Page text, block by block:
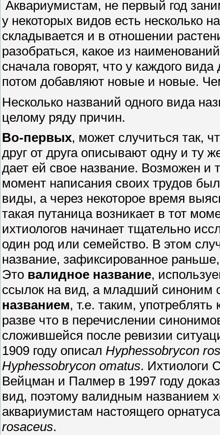
Аквариумистам, не первый год
у некоторых видов есть несколько
складывается и в отношении
разобраться, какое из
сначала говорят, что у каждого
потом добавляют новые и новые.
Несколько названий одного вида
целому ряду причин.
Во-первых, может случиться так,
друг от друга описывают одну и ту
дает ей свое название. Возможен и
момент написания своих трудов
виды, а через некоторое время
такая путаница возникает в тот
ихтиологов начинает тщательно
один род или семейство. В этом
название, зафиксированное
Это валидное название,
ссылок на вид, а младший синоним
названием, т.е. таким, употреблять
разве что в перечислении
сложившейся после ревизии
1909 году описал Hyphessobrycon
Hyphessobrycon omatus. Ихтиологи
Вейцман и Палмер в 1997 году
вид, поэтому валидным названием
аквариумистам настоящего
rosaceus.